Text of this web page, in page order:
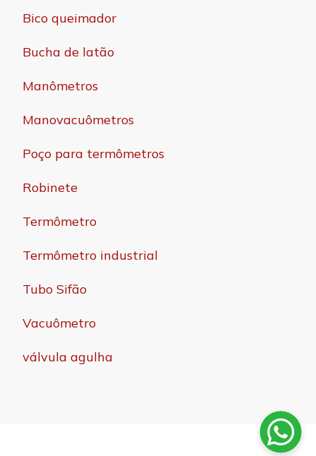
Bico queimador
Bucha de latão
Manômetros
Manovacuômetros
Poço para termômetros
Robinete
Termômetro
Termômetro industrial
Tubo Sifão
Vacuômetro
válvula agulha